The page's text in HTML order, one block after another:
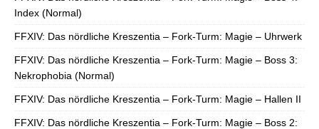
Index (Normal)
FFXIV: Das nördliche Kreszentia – Fork-Turm: Magie – Uhrwerk
FFXIV: Das nördliche Kreszentia – Fork-Turm: Magie – Boss 3:
Nekrophobia (Normal)
FFXIV: Das nördliche Kreszentia – Fork-Turm: Magie – Hallen II
FFXIV: Das nördliche Kreszentia – Fork-Turm: Magie – Boss 2: